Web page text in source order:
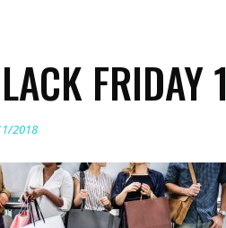
FRIDAY 1
2018